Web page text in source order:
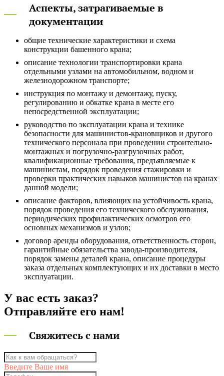
Аспекты, затрагиваемые в
документации
общие технические характеристики и схема
конструкции башенного крана;
описание технологии транспортировки крана
отдельными узлами на автомобильном, водном и
железнодорожном транспорте;
инструкция по монтажу и демонтажу, пуску,
регулированию и обкатке крана в месте его
непосредственной эксплуатации;
руководство по эксплуатации крана и технике
безопасности для машинистов-крановщиков и другого
технического персонала при проведении строительно-
монтажных и погрузочно-разгрузочных работ,
квалификационные требования, предъявляемые к
машинистам, порядок проведения стажировки и
проверки практических навыков машинистов на кранах
данной модели;
описание факторов, влияющих на устойчивость крана,
порядок проведения его технического обслуживания,
периодических профилактических осмотров его
основных механизмов и узлов;
договор аренды оборудования, ответственность сторон,
гарантийные обязательства завода-производителя,
порядок замены деталей крана, описание процедуры
заказа отдельных комплектующих и их доставки в место
эксплуатации.
У вас есть заказ?
Отправляйте его нам!
Свяжитесь с нами
Введите Ваше имя